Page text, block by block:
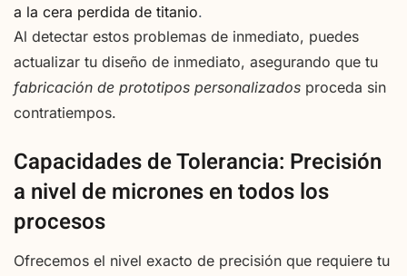
a la cera perdida de titanio.
Al detectar estos problemas de inmediato, puedes
actualizar tu diseño de inmediato, asegurando que tu
fabricación de prototipos personalizados proceda sin
contratiempos.
Capacidades de Tolerancia: Precisión
a nivel de micrones en todos los
procesos
Ofrecemos el nivel exacto de precisión que requiere tu